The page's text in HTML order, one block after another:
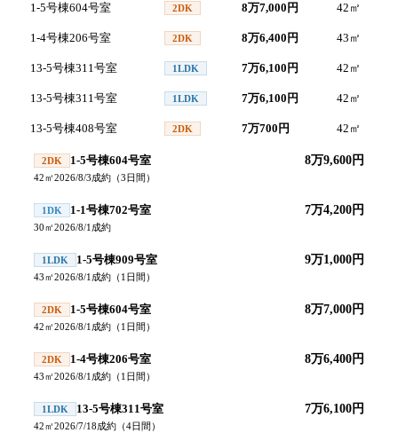
1-5号棟604号室 2DK 8万7,000円 42 ㎡
1-4号棟206号室 2DK 8万6,400円 43 ㎡
13-5号棟311号室 1LDK 7万6,100円 42 ㎡
13-5号棟311号室 1LDK 7万6,100円 42 ㎡
13-5号棟408号室 2DK 7万700円 42 ㎡
2DK 1-5号棟604号室 8万9,600円
42㎡2026/8/3成約 （3日間）
1DK 1-1号棟702号室 7万4,200円
30㎡2026/8/1 成約
1LDK 1-5号棟909号室 9万1,000円
43㎡2026/8/1 成約 （1 日間）
2DK 1-5号棟604号室 8万7,000円
42㎡2026/8/1 成約 （1 日間）
2DK 1-4号棟206号室 8万6,400円
43㎡2026/8/1 成約 （1 日間）
1LDK 13-5号棟311号室 7万6,100円
42㎡2026/7/18成約 （4日間）